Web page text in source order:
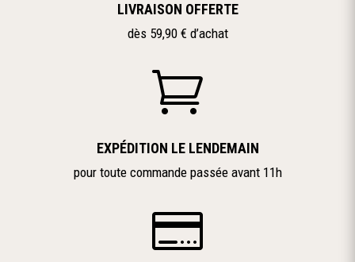
LIVRAISON OFFERTE
dès 59,90 € d’achat

EXPÉDITION LE LENDEMAIN
pour toute commande passée avant 11h
